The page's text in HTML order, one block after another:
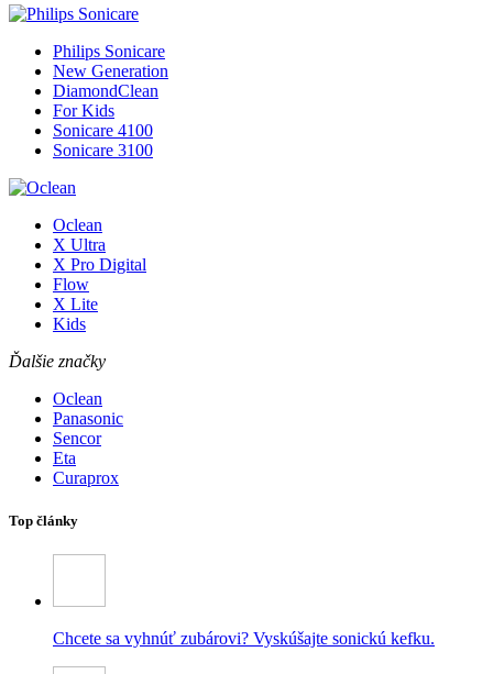
Philips Sonicare
New Generation
DiamondClean
For Kids
Sonicare 4100
Sonicare 3100
Oclean
X Ultra
X Pro Digital
Flow
X Lite
Kids
Ďalšie značky
Oclean
Panasonic
Sencor
Eta
Curaprox
Top články
Chcete sa vyhnúť zubárovi? Vyskúšajte sonickú kefku.